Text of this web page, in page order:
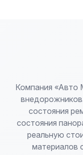
Компания «Авто
состояния
состояния
реальную
материалов